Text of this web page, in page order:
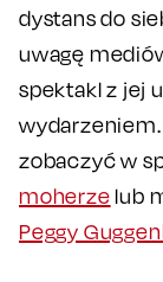
dystans do
uwagę
spektakl z jej
zobaczyć w
moherze lub
Peggy